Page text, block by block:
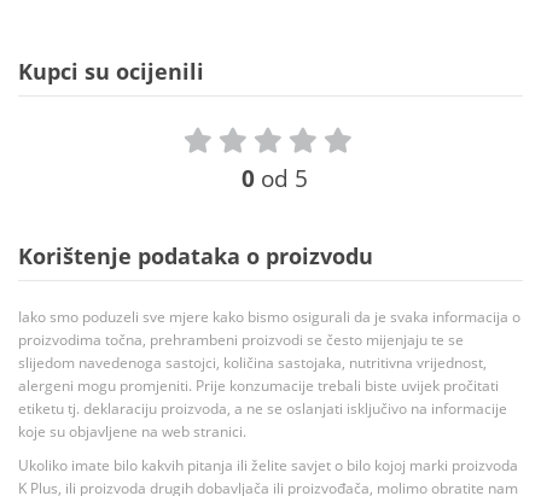
Kupci su ocijenili
0 od 5
Korištenje podataka o proizvodu
Iako smo poduzeli sve mjere kako bismo osigurali da je svaka informacija o
proizvodima točna, prehrambeni proizvodi se često mijenjaju te se
slijedom navedenoga sastojci, količina sastojaka, nutritivna vrijednost,
alergeni mogu promjeniti. Prije konzumacije trebali biste uvijek pročitati
etiketu tj. deklaraciju proizvoda, a ne se oslanjati isključivo na informacije
koje su objavljene na web stranici.
Ukoliko imate bilo kakvih pitanja ili želite savjet o bilo kojoj marki proizvoda
K Plus, ili proizvoda drugih dobavljača ili proizvođača, molimo obratite nam